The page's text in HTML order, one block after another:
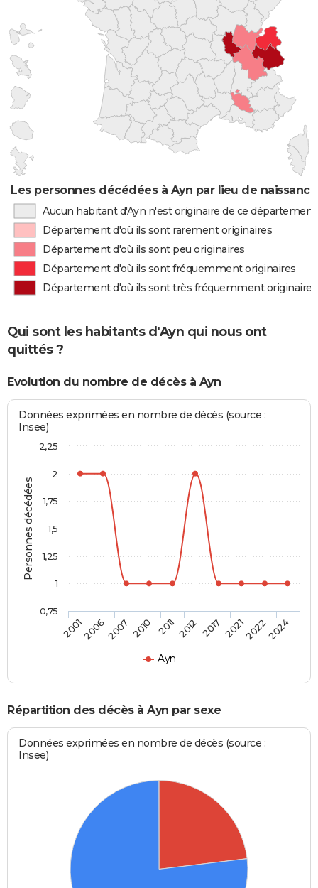
Les personnes décédées à Ayn par lieu de naissance
Aucun habitant d'Ayn n'est originaire de ce département
Département d'où ils sont rarement originaires
Département d'où ils sont peu originaires
Département d'où ils sont fréquemment originaires
Département d'où ils sont très fréquemment originaires
Qui sont les habitants d'Ayn qui nous ont
quittés ?
Evolution du nombre de décès à Ayn
Personnes décédées
Données exprimées en nombre de décès (source :
Insee)
Ayn
200120062007 2010 2011 2012 2017 202120222024
0,75
1
1,25
1,5
1,75
2
2,25
Répartition des décès à Ayn par sexe
Données exprimées en nombre de décès (source :
Insee)